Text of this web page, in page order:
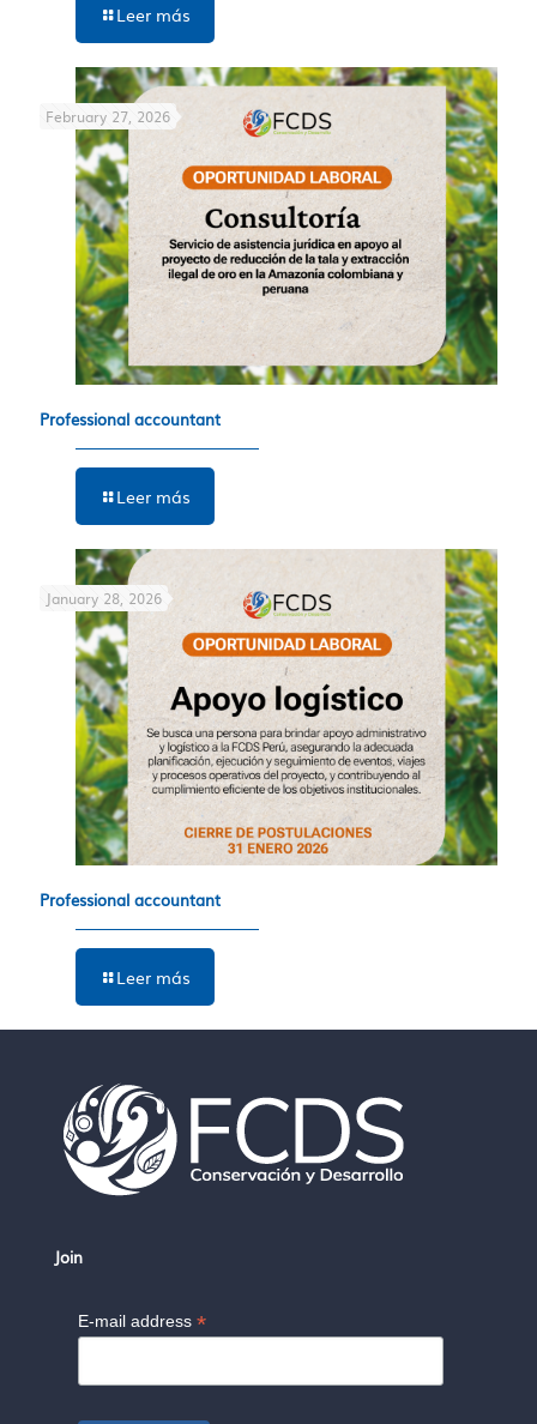
Leer más
February 27, 2026
Professional accountant
Leer más
January 28, 2026
Professional accountant
Leer más
Join
E-mail address *